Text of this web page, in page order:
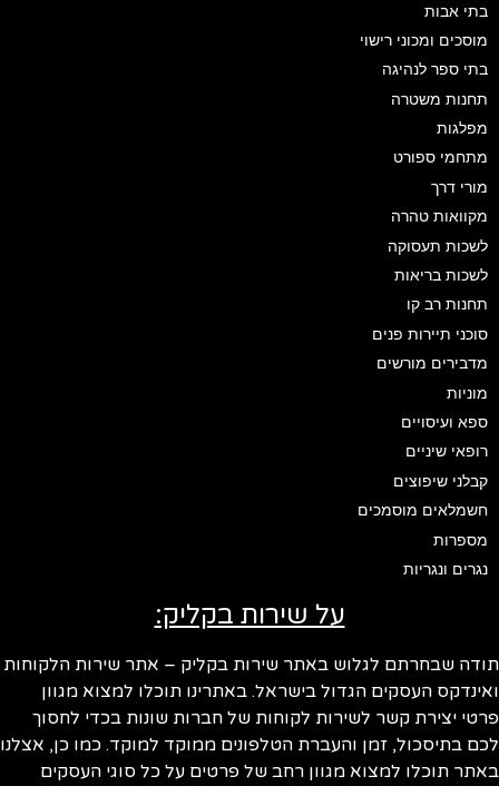
בתי אבות
מוסכים ומכוני רישוי
בתי ספר לנהיגה
תחנות משטרה
מפלגות
מתחמי ספורט
מורי דרך
מקוואות טהרה
לשכות תעסוקה
לשכות בריאות
תחנות רב קו
סוכני תיירות פנים
מדבירים מורשים
מוניות
ספא ועיסויים
רופאי שיניים
קבלני שיפוצים
חשמלאים מוסמכים
מספרות
נגרים ונגריות
על שירות בקליק:
שבחרתם לגלוש באתר שירות בקליק – אתר שירות הלקוחות
העסקים הגדול בישראל. באתרינו תוכלו למצוא מגוון
יצירת קשר לשירות לקוחות של חברות שונות בכדי לחסוך
בתיסכול, זמן והעברת הטלפונים ממוקד למוקד. כמו כן, אצלנו
תוכלו למצוא מגוון רחב של פרטים על כל סוגי העסקים